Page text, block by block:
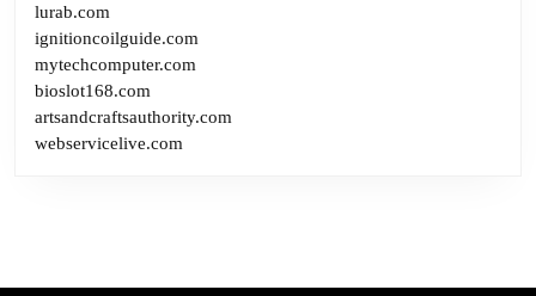
lurab.com
ignitioncoilguide.com
mytechcomputer.com
bioslot168.com
artsandcraftsauthority.com
webservicelive.com